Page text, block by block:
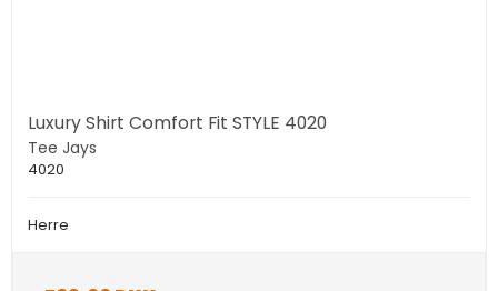
Luxury Shirt Comfort Fit STYLE 4020
Tee Jays
4020
Herre